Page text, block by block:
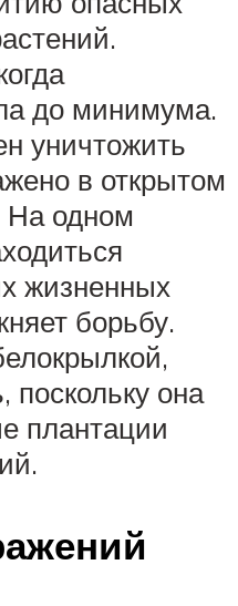
до минимума.
уничтожить
в открытом
На одном
жизненных
борьбу.
поскольку она
плантации